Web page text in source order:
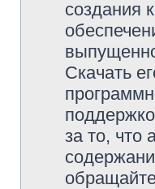
создания
Скачать
за то, что